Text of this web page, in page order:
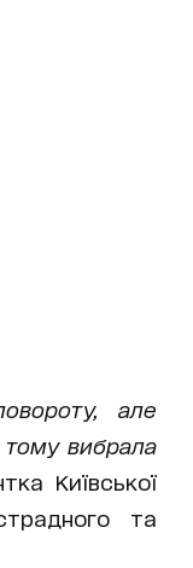
але
вибрала
Київської
та